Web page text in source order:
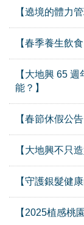
【遶境的體力
【春季養生飲
【大地興 65
能？】
【春節休假公告
【大地興不只
【守護銀髮健
【2025植感桃